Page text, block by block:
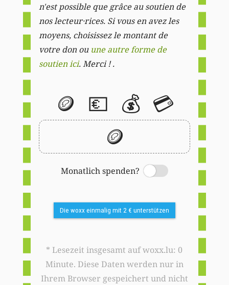
n'est possible que grâce au soutien de
nos lecteur·rices. Si vous en avez les
moyens, choisissez le montant de
votre don ou une autre forme de
soutien ici. Merci ! .
🪙 💶 💰 💳
🪙
Monatlich spenden?
Switch
Die woxx einmalig mit 2 € unterstützen
* Lesezeit insgesamt auf woxx.lu: 0
Minute. Diese Daten werden nur in
Ihrem Browser gespeichert und nicht